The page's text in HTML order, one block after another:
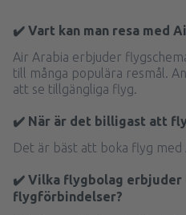
✔️ Vart kan man resa med
Air Arabia erbjuder
till många populära resmål.
att se tillgängliga flyg.
✔️ När är det billigast att
Det är bäst att boka flyg
✔️ Vilka flygbolag erbjuder
flygförbindelser?